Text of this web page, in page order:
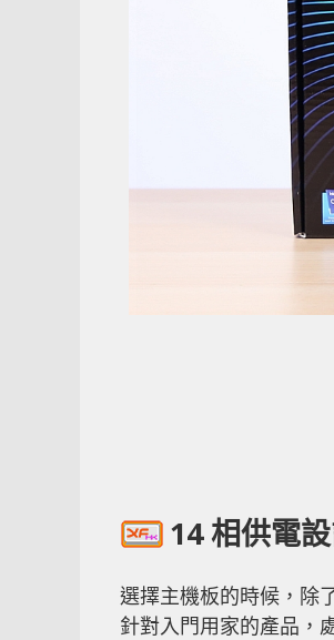
14 相供電
選擇主機板的時候，除
針對入門用家的產品，